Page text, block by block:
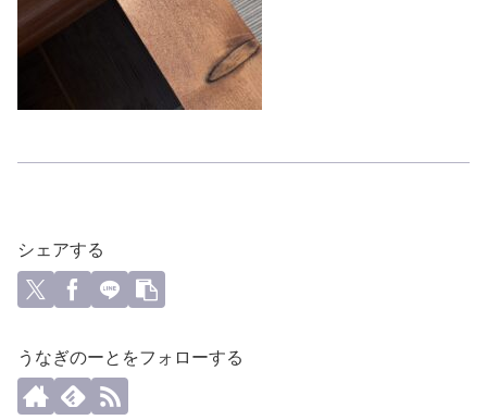
シェアする
うなぎのーとをフォローする